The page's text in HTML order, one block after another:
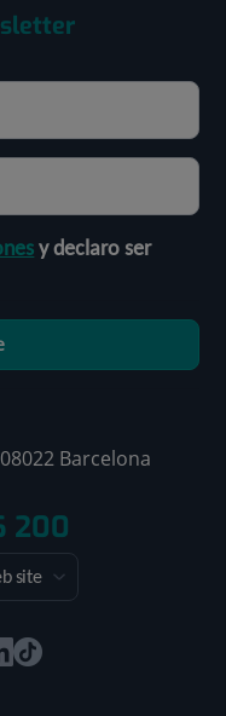
y declaro ser
Barcelona
200
site
EsteEnlace